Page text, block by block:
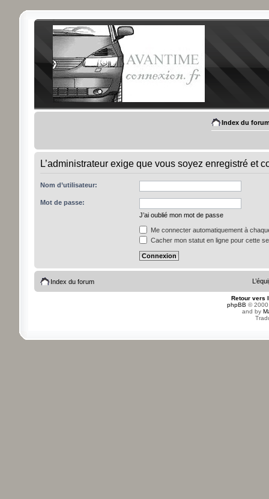
Index du
L’administrateur exige que vous soyez enregistré et
Nom d’utilisateur:
Mot de passe:
J’ai oublié mon mot de passe
Me connecter automatiquement à
Cacher mon statut en ligne pour cette
Index du forum
Retour vers
phpBB ©
and by